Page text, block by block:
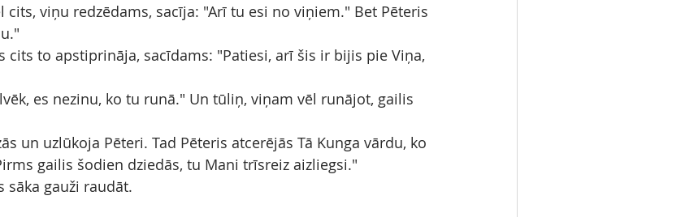
cits, viņu redzēdams, sacīja: "Arī tu esi no viņiem." Bet Pēteris
cits to apstiprināja, sacīdams: "Patiesi, arī šis ir bijis pie Viņa,
es nezinu, ko tu runā." Un tūliņ, viņam vēl runājot, gailis
un uzlūkoja Pēteri. Tad Pēteris atcerējās Tā Kunga vārdu, ko
gailis šodien dziedās, tu Mani trīsreiz aizliegsi."
sāka gauži raudāt.